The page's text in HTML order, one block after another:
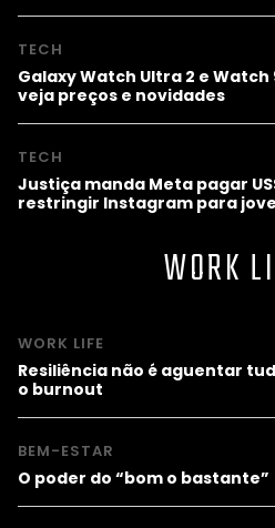
TECH
Galaxy Watch Ultra 2 e
veja preços e novidades
TECH
Justiça manda Meta pagar
restringir Instagram para
WORK
WORK LIFE
Resiliência não é aguentar
o burnout
BEM-ESTAR
O poder do “bom o bastante”